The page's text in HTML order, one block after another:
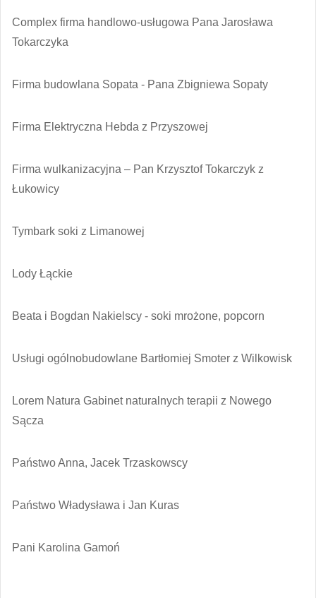
Complex firma handlowo-usługowa Pana Jarosława
Tokarczyka
Firma budowlana Sopata - Pana Zbigniewa Sopaty
Firma Elektryczna Hebda z Przyszowej
Firma wulkanizacyjna – Pan Krzysztof Tokarczyk z
Łukowicy
Tymbark soki z Limanowej
Lody Łąckie
Beata i Bogdan Nakielscy - soki mrożone, popcorn
Usługi ogólnobudowlane Bartłomiej Smoter z Wilkowisk
Lorem Natura Gabinet naturalnych terapii z Nowego
Sącza
Państwo Anna, Jacek Trzaskowscy
Państwo Władysława i Jan Kuras
Pani Karolina Gamoń